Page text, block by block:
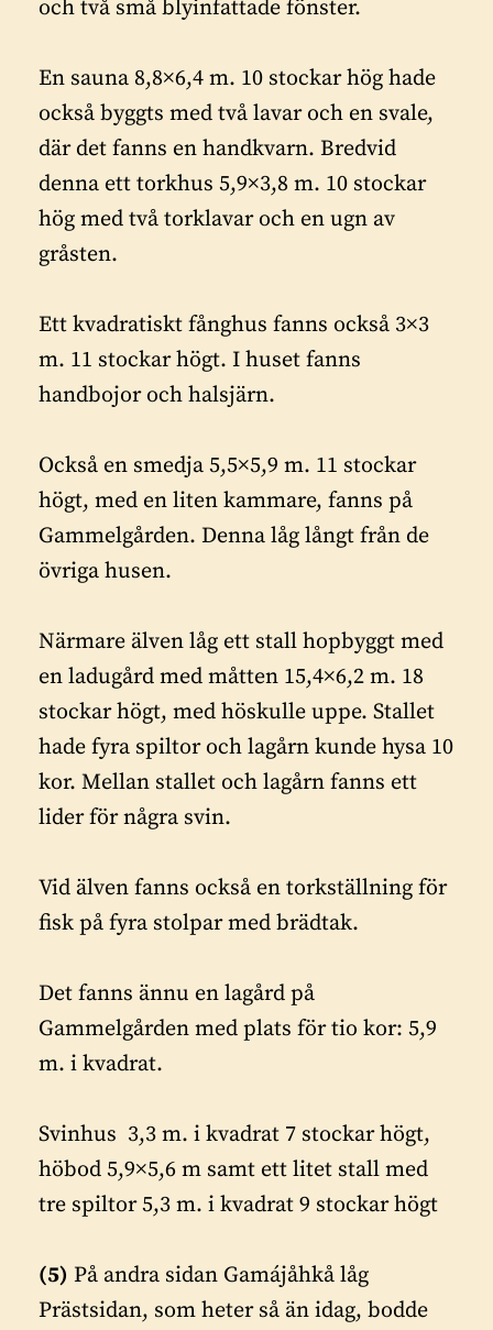
och två små blyinfattade fönster.
En sauna 8,8×6,4 m. 10 stockar hög hade
också byggts med två lavar och en svale,
där det fanns en handkvarn. Bredvid
denna ett torkhus 5,9×3,8 m. 10 stockar
hög med två torklavar och en ugn av
gråsten.
Ett kvadratiskt fånghus fanns också 3×3
m. 11 stockar högt. I huset fanns
handbojor och halsjärn.
Också en smedja 5,5×5,9 m. 11 stockar
högt, med en liten kammare, fanns på
Gammelgården. Denna låg långt från de
övriga husen.
Närmare älven låg ett stall hopbyggt med
en ladugård med måtten 15,4×6,2 m. 18
stockar högt, med höskulle uppe. Stallet
hade fyra spiltor och lagårn kunde hysa 10
kor. Mellan stallet och lagårn fanns ett
lider för några svin.
Vid älven fanns också en torkställning för
fisk på fyra stolpar med brädtak.
Det fanns ännu en lagård på
Gammelgården med plats för tio kor: 5,9
m. i kvadrat.
Svinhus 3,3 m. i kvadrat 7 stockar högt,
höbod 5,9×5,6 m samt ett litet stall med
tre spiltor 5,3 m. i kvadrat 9 stockar högt
(5) På andra sidan Gamájåhkå låg
Prästsidan, som heter så än idag, bodde